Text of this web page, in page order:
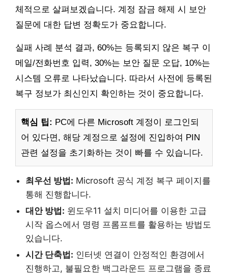
체적으로 살펴보겠습니다. 계정 잠금 해제 시 보안
질문에 대한 답변 정확도가 중요합니다.
실패 사례 분석 결과, 60%는 등록되지 않은 복구 이
메일/전화번호 입력, 30%는 보안 질문 오답, 10%는
시스템 오류로 나타났습니다. 따라서 사전에 등록된
복구 정보가 최신인지 확인하는 것이 중요합니다.
핵심 팁: PC에 다른 Microsoft 계정이 로그인되
어 있다면, 해당 계정으로 설정에 진입하여 PIN
관련 설정을 초기화하는 것이 빠를 수 있습니다.
최우선 방법: Microsoft 공식 계정 복구 페이지를
통해 진행합니다.
대안 방법: 윈도우11 설치 미디어를 이용한 고급
시작 옵스에서 명령 프롬프트를 활용하는 방법도
있습니다.
시간 단축법: 인터넷 연결이 안정적인 환경에서
진행하고, 불필요한 백그라운드 프로그램을 종료